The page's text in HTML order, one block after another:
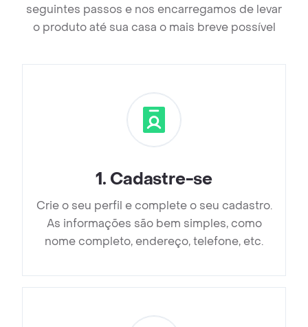
seguintes passos e nos encarregamos de levar
o produto até sua casa o mais breve possível
1. Cadastre-se
Crie o seu perfil e complete o seu cadastro.
As informações são bem simples, como
nome completo, endereço, telefone, etc.